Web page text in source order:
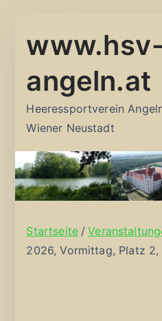
Inhalt
www.hsv-
angeln.at
Heeressportverein
Wiener Neustadt
Startseite
2026, Vormittag, Platz 2,